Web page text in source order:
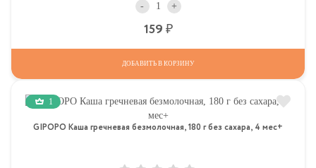
- +
159
ДОБАВИТЬ В КОРЗИНУ
1
GIPOPO Каша гречневая безмолочная, 180 г без сахара, 4 мес+